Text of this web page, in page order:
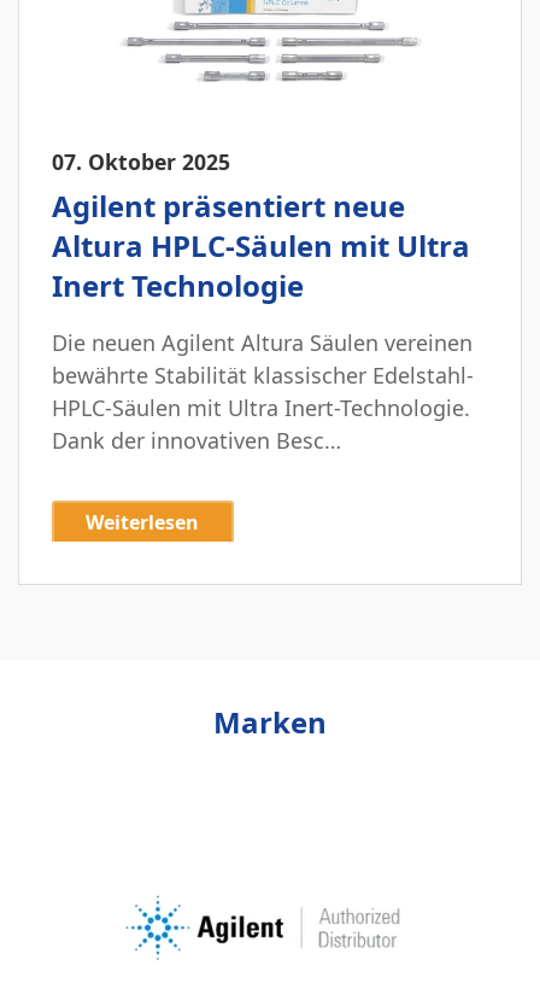
07. Oktober 2025
Agilent präsentiert neue
Altura HPLC-Säulen mit Ultra
Inert Technologie
Die neuen Agilent Altura Säulen vereinen
bewährte Stabilität klassischer Edelstahl-
HPLC-Säulen mit Ultra Inert-Technologie.
Dank der innovativen Besc…
Weiterlesen
Marken